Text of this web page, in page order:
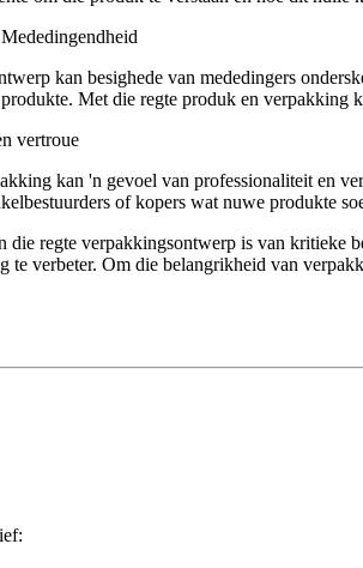
kan besighede van mededingers
Met die regte produk en verpakking
vertroue
kan 'n gevoel van professionaliteit en
of kopers wat nuwe produkte
die regte verpakkingsontwerp is van kritieke
te verbeter. Om die belangrikheid van